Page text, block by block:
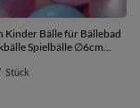
Kinder Bälle für Bällebad
Spielbälle ∅6cm
perle, 200 Bälle/6cm
Stück